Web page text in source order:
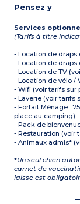
Pensez y
Services
(Tarifs à titre
- Location de draps
- Location de draps
- Location de TV
- Location de vélo /
- Wifi (voir tarifs sur
- Laverie (voir tarifs
- Forfait Ménage :
place au camping)
- Pack de
- Restauration (voir
- Animaux admis*
*Un seul chien
carnet de
laisse est